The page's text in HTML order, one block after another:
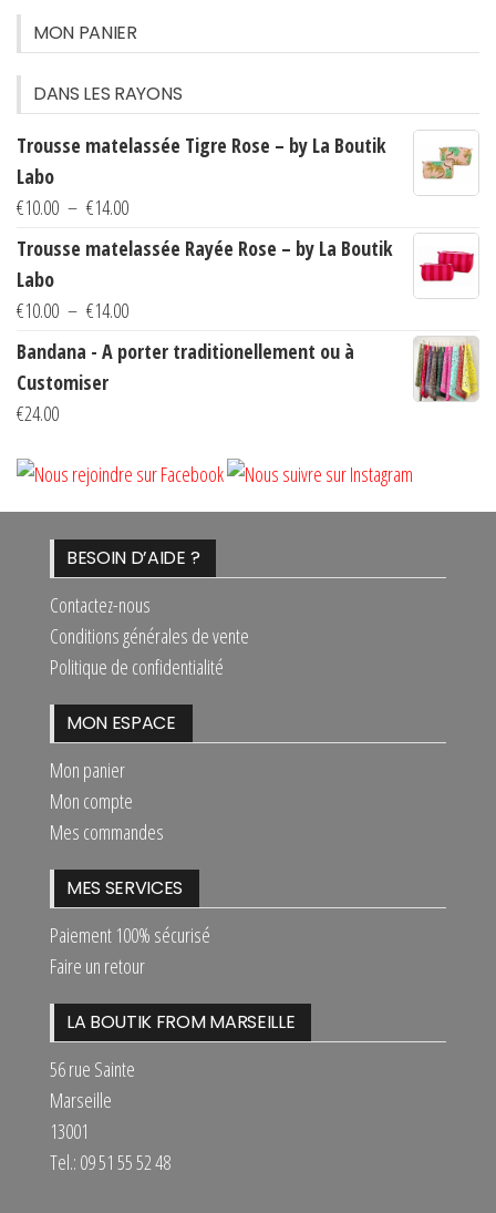
MON PANIER
DANS LES RAYONS
Trousse matelassée Tigre Rose – by La Boutik
Labo
€10.00 – €14.00Plage
de
€10.00
€14.00
Trousse matelassée Rayée Rose – by La Boutik
Labo
€10.00 – €14.00Plage
€14.00
Bandana - A porter traditionellement ou à
Customiser
€24.00
BESOIN D’AIDE ?
Contactez-nous
Conditions générales de vente
Politique de confidentialité
MON ESPACE
Mon panier
Mon compte
Mes commandes
MES SERVICES
Paiement 100% sécurisé
Faire un retour
LA BOUTIK FROM MARSEILLE
56 rue Sainte
Marseille
13001
Tel.: 09 51 55 52 48